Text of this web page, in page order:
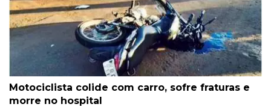
Motociclista colide com carro, sofre fraturas e
morre no hospital